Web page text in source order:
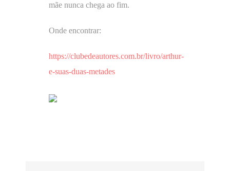
mãe nunca chega ao fim.
Onde encontrar:
https://clubedeautores.com.br/livro/arthur-
e-suas-duas-metades